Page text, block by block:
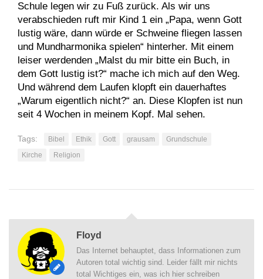
Schule legen wir zu Fuß zurück. Als wir uns
verabschieden ruft mir Kind 1 ein „Papa, wenn Gott
lustig wäre, dann würde er Schweine fliegen lassen
und Mundharmonika spielen“ hinterher. Mit einem
leiser werdenden „Malst du mir bitte ein Buch, in
dem Gott lustig ist?“ mache ich mich auf den Weg.
Und während dem Laufen klopft ein dauerhaftes
„Warum eigentlich nicht?“ an. Diese Klopfen ist nun
seit 4 Wochen in meinem Kopf. Mal sehen.
Tags: Bibel Ethik Gott grausam
Grundschule
Kirche
Religion
Floyd
Das Internet behauptet, dass Informationen zum
Autoren total wichtig sind. Leider fällt mir nichts
total Wichtiges ein, was ich hier schreiben